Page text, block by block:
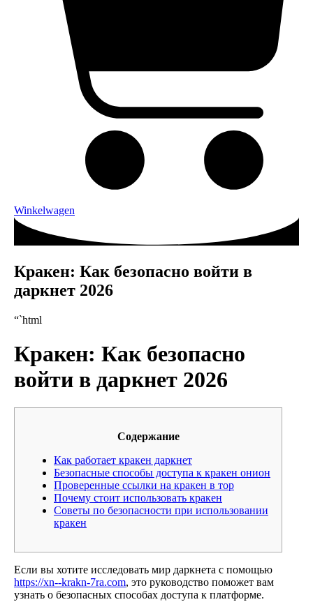
Winkelwagen
Кракен: Как безопасно войти в
даркнет 2026
“`html
Кракен: Как безопасно
войти в даркнет 2026
Содержание
Как работает кракен даркнет
Безопасные способы доступа к кракен онион
Проверенные ссылки на кракен в тор
Почему стоит использовать кракен
Советы по безопасности при использовании
кракен
Если вы хотите исследовать мир даркнета с помощью
https://xn--krakn-7ra.com, это руководство поможет вам
узнать о безопасных способах доступа к платформе.